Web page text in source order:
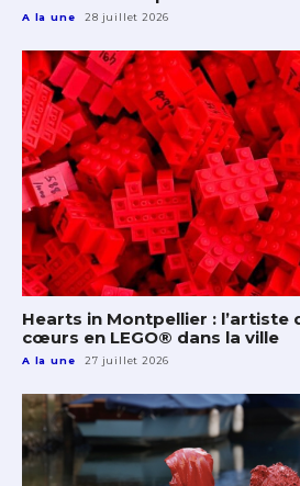
A la une 28 juillet 2026
Hearts in Montpellier : l’artiste
cœurs en LEGO® dans la ville
A la une 27 juillet 2026